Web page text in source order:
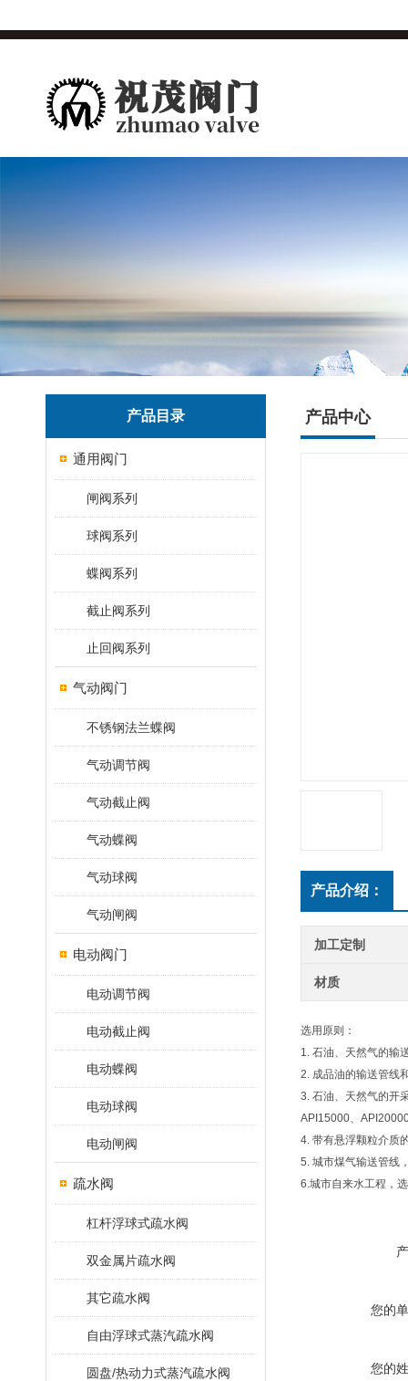
产品目录
通用阀门
闸阀系列
球阀系列
蝶阀系列
截止阀系列
止回阀系列
气动阀门
不锈钢法兰蝶阀
气动调节阀
气动截止阀
气动蝶阀
气动球阀
气动闸阀
电动阀门
电动调节阀
电动截止阀
电动蝶阀
电动球阀
电动闸阀
疏水阀
杠杆浮球式疏水阀
双金属片疏水阀
其它疏水阀
自由浮球式蒸汽疏水阀
圆盘/热动力式蒸汽疏水阀
产品中心
产品介绍：
加工定制
材质
选用原则：
1. 石油、天然气的输
2. 成品油的输送管线
3. 石油、天然气的开
API15000、
4. 带有悬浮颗粒介质
5. 城市煤气输送管线
6.城市自来水工程，
您的
您的